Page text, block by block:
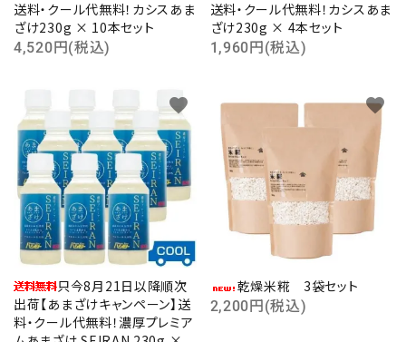
送料・クール代無料！カシスあま
ざけ230g × 10本セット
4,520円(税込)
送料・クール代無料！カシスあま
ざけ230g × 4本セット
1,960円(税込)
只今8月21日以降順次
出荷【あまざけキャンペーン】送
料・クール代無料！濃厚プレミア
favorite
乾燥米糀 3袋セット
2,200円(税込)
favorite